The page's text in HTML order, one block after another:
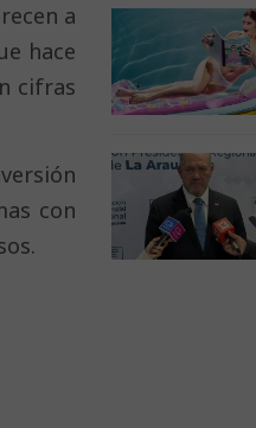
a
hace
cifras
con